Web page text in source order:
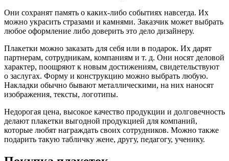
Они сохранят память о каких-либо событиях навсегда. Их
можно украсить стразами и камнями. Заказчик может выбрать
любое оформление либо доверить это дело дизайнеру.
Плакетки можно заказать для себя или в подарок. Их дарят
партнерам, сотрудникам, компаниям и т. д. Они носят деловой
характер, поощряют к новым достижениям, свидетельствуют
о заслугах. Форму и конструкцию можно выбрать любую.
Накладки обычно бывают металлическими, на них наносят
изображения, тексты, логотипы.
Недорогая цена, высокое качество продукции и долговечность
делают плакетки выгодной продукцией для компаний,
которые любят награждать своих сотрудников. Можно также
подарить такую табличку жене, другу, педагогу, ученику.